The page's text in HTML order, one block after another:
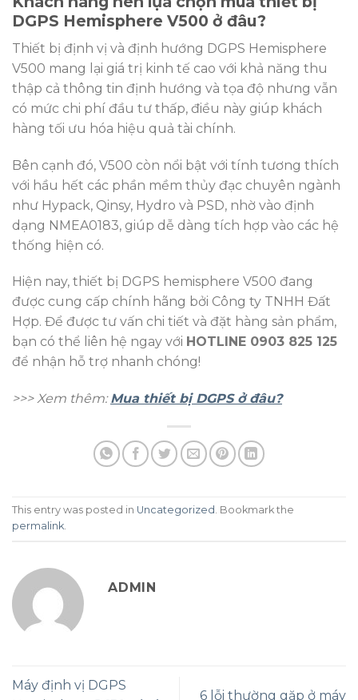
DGPS Hemisphere V500 ở đâu?
Thiết bị định vị và định hướng DGPS Hemisphere
V500 mang lại giá trị kinh tế cao với khả năng thu
thập cả thông tin định hướng và tọa độ nhưng vẫn
có mức chi phí đầu tư thấp, điều này giúp khách
hàng tối ưu hóa hiệu quả tài chính.
Bên cạnh đó, V500 còn nổi bật với tính tương thích
với hầu hết các phần mềm thủy đạc chuyên ngành
như Hypack, Qinsy, Hydro và PSD, nhờ vào định
dạng NMEA0183, giúp dễ dàng tích hợp vào các hệ
thống hiện có.
Hiện nay, thiết bị DGPS hemisphere V500 đang
được cung cấp chính hãng bởi Công ty TNHH Đất
Hợp. Để được tư vấn chi tiết và đặt hàng sản phẩm,
bạn có thể liên hệ ngay với HOTLINE 0903 825 125
để nhận hỗ trợ nhanh chóng!
>>> Xem thêm:Mua thiết bị DGPS ở đâu?
This entry was posted in Uncategorized . Bookmark the
permalink.
ADMIN
Máy định vị DGPS
6 lỗi thường gặp ở máy